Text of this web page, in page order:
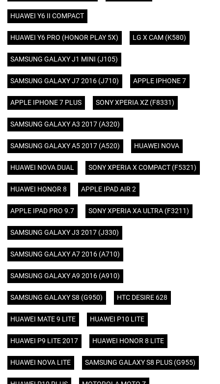
HUAWEI Y6 II COMPACT
HUAWEI Y6 PRO (HONOR PLAY 5X) LG X CAM (K580)
SAMSUNG GALAXY J1 MINI (J105)
SAMSUNG GALAXY J7 2016 (J710) APPLE IPHONE 7
APPLE IPHONE 7 PLUS SONY XPERIA XZ (F8331)
SAMSUNG GALAXY A3 2017 (A320)
SAMSUNG GALAXY A5 2017 (A520) HUAWEI NOVA
HUAWEI NOVA DUAL SONY XPERIA X COMPACT (F5321)
HUAWEI HONOR 8 APPLE IPAD AIR 2
APPLE IPAD PRO 9.7 SONY XPERIA XA ULTRA (F3211)
SAMSUNG GALAXY J3 2017 (J330)
SAMSUNG GALAXY A7 2016 (A710)
SAMSUNG GALAXY A9 2016 (A910)
SAMSUNG GALAXY S8 (G950) HTC DESIRE 628
HUAWEI MATE 9 LITE HUAWEI P10 LITE
HUAWEI P9 LITE 2017 HUAWEI HONOR 8 LITE
HUAWEI NOVA LITE SAMSUNG GALAXY S8 PLUS (G955)